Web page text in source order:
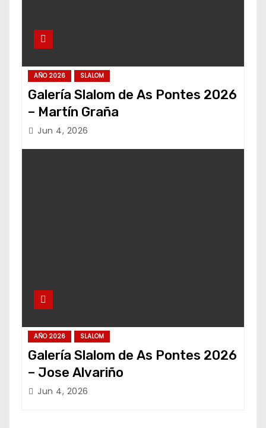
AÑO 2026 SLALOM
Galería Slalom de As Pontes 2026
– Martín Graña
Jun 4, 2026
AÑO 2026 SLALOM
Galería Slalom de As Pontes 2026
– Jose Alvariño
Jun 4, 2026